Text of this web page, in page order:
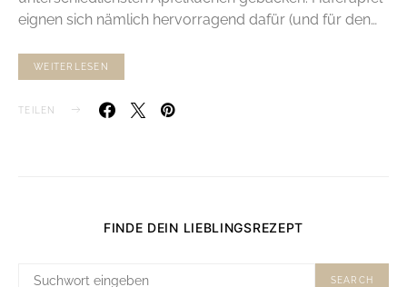
eignen sich nämlich hervorragend dafür (und für den…
WEITERLESEN
TEILEN
FINDE DEIN LIEBLINGSREZEPT
SUCHE
SEARCH